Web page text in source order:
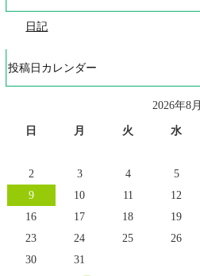
日記
投稿日カレンダー
2026年8月
日 月 火 水
2
3 4 5
9
10 11 12
16
17 18 19
23
24 25 26
30
31